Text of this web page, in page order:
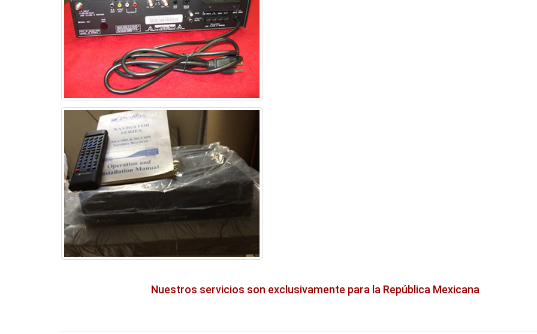
Nuestros servicios son exclusivamente para la República Mexicana